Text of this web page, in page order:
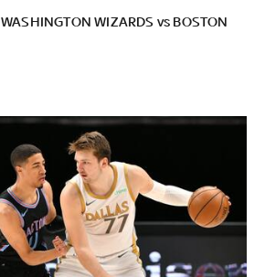
WASHINGTON WIZARDS vs BOSTON